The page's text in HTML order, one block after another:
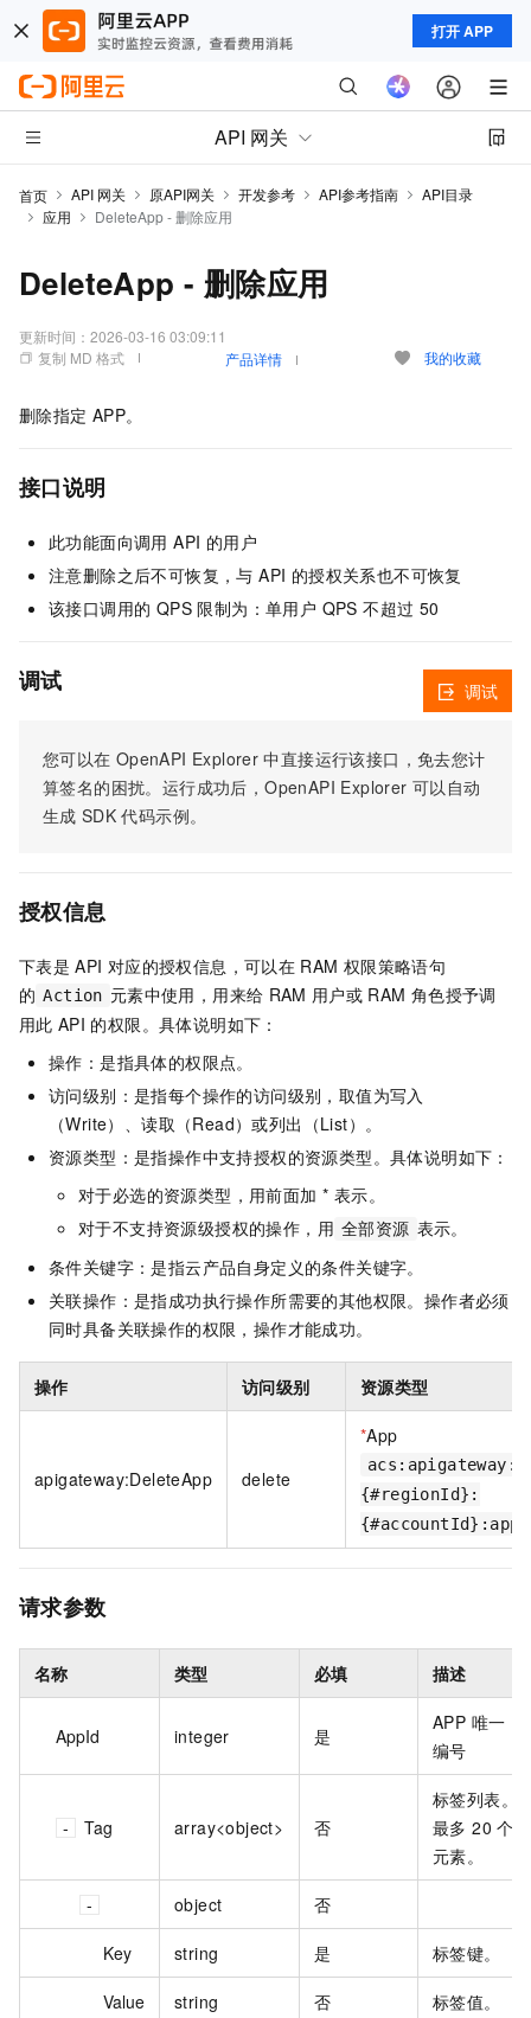
打开 APP
API 网关
首页 API 网关 原API网关 开发参考 API参考指南
API目录
应用
DeleteApp - 删除应用
DeleteApp - 删除应用
更新时间： 2026-03-16 03:09:11
复制 MD 格式
产品详情 我的收藏
删除指定 APP。
接口说明
此功能面向调用 API 的用户
注意删除之后不可恢复，与 API 的授权关系也不可恢复
该接口调用的 QPS 限制为：单用户 QPS 不超过 50
调试
您可以在 OpenAPI Explorer 中直接运行该接口，免去您计
算签名的困扰。运行成功后，OpenAPI Explorer 可以自动
生成 SDK 代码示例。
调试
授权信息
下表是 API 对应的授权信息，可以在 RAM 权限策略语句
的 Action 元素中使用，用来给 RAM 用户或 RAM 角色授予调
用此 API 的权限。具体说明如下：
操作：是指具体的权限点。
访问级别：是指每个操作的访问级别，取值为写入
（Write）、读取（Read）或列出（List）。
资源类型：是指操作中支持授权的资源类型。具体说明如下：
对于必选的资源类型，用前面加 * 表示。
对于不支持资源级授权的操作，用 全部资源 表示。
条件关键字：是指云产品自身定义的条件关键字。
关联操作：是指成功执行操作所需要的其他权限。操作者必须
同时具备关联操作的权限，操作才能成功。
操作 访问级别 资源类型
apigateway:DeleteApp delete
*App
acs:apigateway:
{#regionId}:
请求参数
名称 类型 必填 描述
AppId integer 是
APP 唯一
编号
Tag array<object> 否
标签列表。
最多 20 个
元素。
object 否
Key string 是 标签键。
Value string 否 标签值。